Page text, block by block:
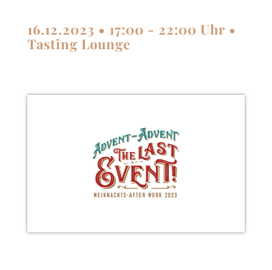
16.12.2023 • 17:00 - 22:00 Uhr •
Tasting Lounge